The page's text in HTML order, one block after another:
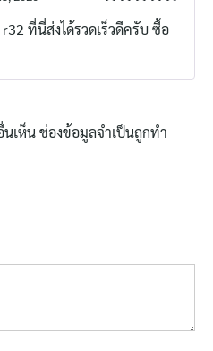
ให้คะแนน
5ตั้งแต่ 1-5
ที่นี่ส่งได้รวดเร็วดีครับ ซื้อ
นเห็นช่องข้อมูลจำเป็นถูกทำ